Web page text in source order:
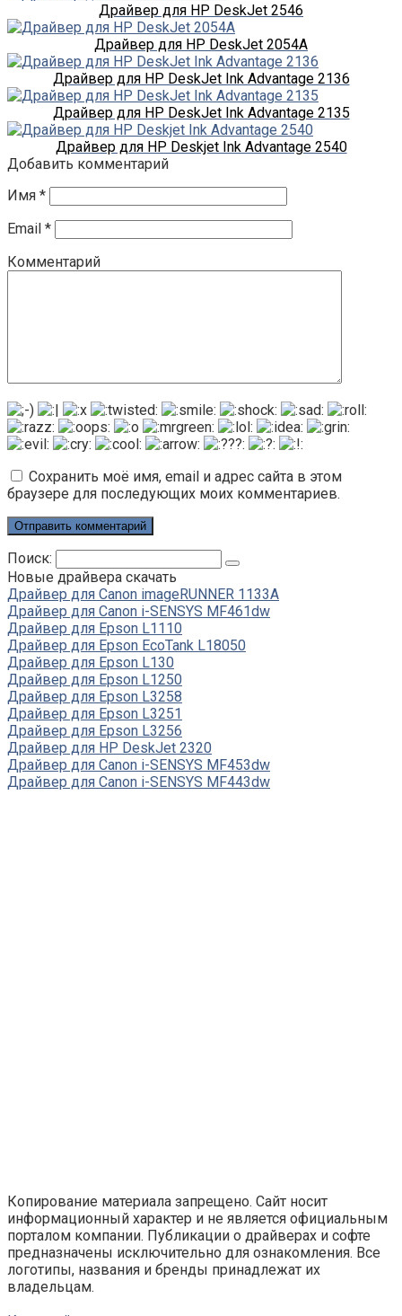
Драйвер для HP DeskJet 2546
Драйвер для HP DeskJet 2054A
Драйвер для HP DeskJet Ink Advantage 2136
Драйвер для HP DeskJet Ink Advantage 2135
Драйвер для HP Deskjet Ink Advantage 2540
Добавить комментарий
Имя *
Email *
Комментарий
Сохранить моё имя, email и адрес сайта в этом
браузере для последующих моих комментариев.
Поиск:
Новые драйвера скачать
Драйвер для Canon imageRUNNER 1133A
Драйвер для Canon i-SENSYS MF461dw
Драйвер для Epson L1110
Драйвер для Epson EcoTank L18050
Драйвер для Epson L130
Драйвер для Epson L1250
Драйвер для Epson L3258
Драйвер для Epson L3251
Драйвер для Epson L3256
Драйвер для HP DeskJet 2320
Драйвер для Canon i-SENSYS MF453dw
Драйвер для Canon i-SENSYS MF443dw
Копирование материала запрещено. Сайт носит
информационный характер и не является официальным
порталом компании. Публикации о драйверах и софте
предназначены исключительно для ознакомления. Все
логотипы, названия и бренды принадлежат их
владельцам.